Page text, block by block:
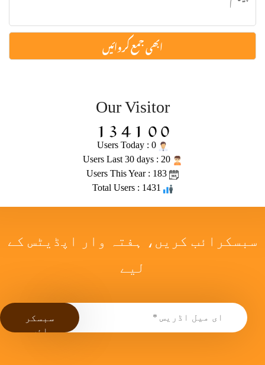
Our Visitor
سبسکرائب کریں، ہفتہ وار اپڈیٹس کے
لیے